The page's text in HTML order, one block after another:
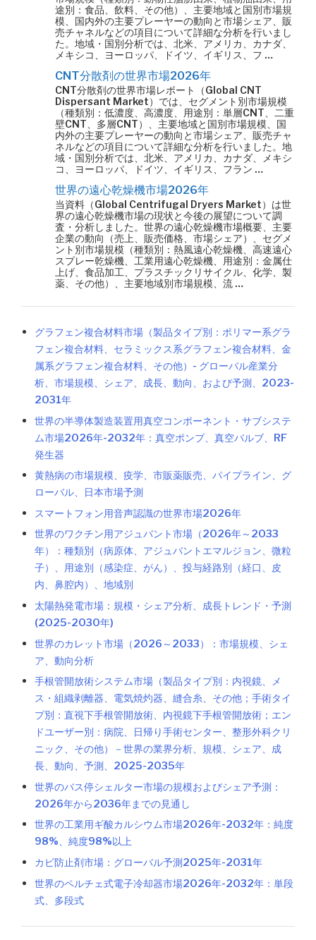
途別：食品、飲料、その他）、主要地域と国別市場規
模、国内外の主要プレーヤーの動向と市場シェア、販
売チャネルなどの項目について詳細な分析を行いまし
た。地域・国別分析では、北米、アメリカ、カナダ、
メキシコ、ヨーロッパ、ドイツ、イギリス、フ …
CNT分散剤の世界市場2026年
CNT分散剤の世界市場レポート（Global CNT
Dispersant Market）では、セグメント別市場規模
（種類別：低濃度、高濃度、用途別：単層CNT、二重
壁CNT、多層CNT）、主要地域と国別市場規模、国
内外の主要プレーヤーの動向と市場シェア、販売チャ
ネルなどの項目について詳細な分析を行いました。地
域・国別分析では、北米、アメリカ、カナダ、メキシ
コ、ヨーロッパ、ドイツ、イギリス、フラン …
世界の遠心乾燥機市場2026年
当資料（Global Centrifugal Dryers Market）は世
界の遠心乾燥機市場の現状と今後の展望について調
査・分析しました。世界の遠心乾燥機市場概要、主要
企業の動向（売上、販売価格、市場シェア）、セグメ
ント別市場規模（種類別：熱風遠心乾燥機、高速遠心
スプレー乾燥機、工業用遠心乾燥機、用途別：金属仕
上げ、食品加工、プラスチックリサイクル、化学、製
薬、その他）、主要地域別市場規模、流 …
グラフェン複合材料市場（製品タイプ別：ポリマー系グラ
フェン複合材料、セラミックス系グラフェン複合材料、金
属系グラフェン複合材料、その他）- グローバル産業分
析、市場規模、シェア、成長、動向、および予測、2023-
2031年
世界の半導体製造装置用真空コンポーネント・サブシステ
ム市場2026年-2032年：真空ポンプ、真空バルブ、RF
発生器
黄熱病の市場規模、疫学、市販薬販売、パイプライン、グ
ローバル、日本市場予測
スマートフォン用音声認識の世界市場2026年
世界のワクチン用アジュバント市場（2026年～2033
年）：種類別（病原体、アジュバントエマルジョン、微粒
子）、用途別（感染症、がん）、投与経路別（経口、皮
内、鼻腔内）、地域別
太陽熱発電市場：規模・シェア分析、成長トレンド・予測
(2025-2030年)
世界のカレット市場（2026～2033）：市場規模、シェ
ア、動向分析
手根管開放術システム市場（製品タイプ別：内視鏡、メ
ス・組織剥離器、電気焼灼器、縫合糸、その他；手術タイ
プ別：直視下手根管開放術、内視鏡下手根管開放術；エン
ドユーザー別：病院、日帰り手術センター、整形外科クリ
ニック、その他）－世界の業界分析、規模、シェア、成
長、動向、予測、2025-2035年
世界のバス停シェルター市場の規模およびシェア予測：
2026年から2036年までの見通し
世界の工業用ギ酸カルシウム市場2026年-2032年：純度
98%、純度98%以上
カビ防止剤市場：グローバル予測2025年-2031年
世界のペルチェ式電子冷却器市場2026年-2032年：単段
式、多段式